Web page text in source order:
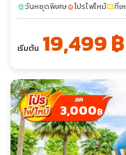
sunnyวันหยุดพิเศษlocal_fire_departmentโปรไฟไหม้confirmation_numberที่เ
เริ่มต้น 19,499 ฿
3,000฿